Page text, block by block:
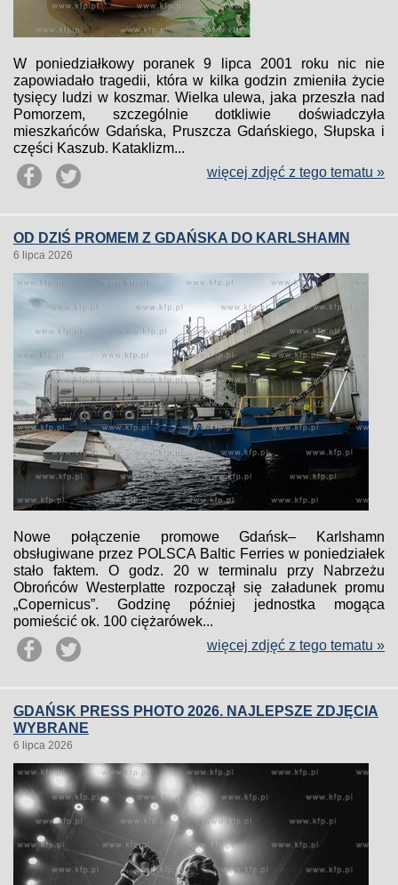
W poniedziałkowy poranek 9 lipca 2001 roku nic nie
zapowiadało tragedii, która w kilka godzin zmieniła życie
tysięcy ludzi w koszmar. Wielka ulewa, jaka przeszła nad
Pomorzem, szczególnie dotkliwie doświadczyła
mieszkańców Gdańska, Pruszcza Gdańskiego, Słupska i
części Kaszub. Kataklizm...
więcej zdjęć z tego tematu »
OD DZIŚ PROMEM Z GDAŃSKA DO KARLSHAMN
6 lipca 2026
Nowe połączenie promowe Gdańsk– Karlshamn
obsługiwane przez POLSCA Baltic Ferries w poniedziałek
stało faktem. O godz. 20 w terminalu przy Nabrzeżu
Obrońców Westerplatte rozpoczął się załadunek promu
„Copernicus”. Godzinę później jednostka mogąca
pomieścić ok. 100 ciężarówek...
więcej zdjęć z tego tematu »
GDAŃSK PRESS PHOTO 2026. NAJLEPSZE ZDJĘCIA
WYBRANE
6 lipca 2026